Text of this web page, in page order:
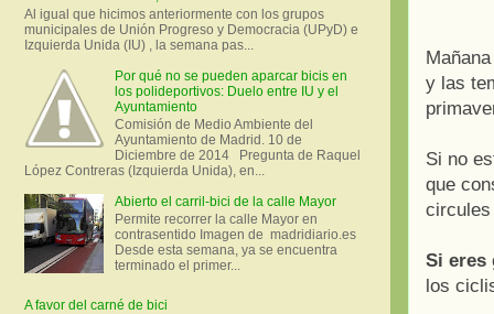
y las
Si no
que
circules
Si eres
los
Al igual que hicimos anteriormente con los grupos
municipales de Unión Progreso y Democracia (UPyD) e
Izquierda Unida (IU) , la semana pas...
Por qué no se pueden aparcar bicis en
los polideportivos: Duelo entre IU y el
Ayuntamiento
Comisión de Medio Ambiente del
Ayuntamiento de Madrid. 10 de
Diciembre de 2014 Pregunta de Raquel
López Contreras (Izquierda Unida), en...
Abierto el carril-bici de la calle Mayor
Permite recorrer la calle Mayor en
contrasentido Imagen de madridiario.es
Desde esta semana, ya se encuentra
terminado el primer...
A favor del carné de bici